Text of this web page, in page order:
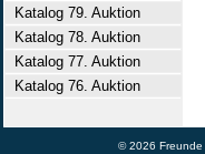
Katalog 79. Auktion
Katalog 78. Auktion
Katalog 77. Auktion
Katalog 76. Auktion
© 2026 Freunde